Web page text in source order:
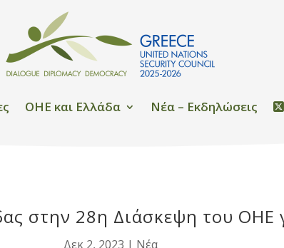
OHE και Ελλάδα Νέα – Εκδηλώσεις
στην 28η Διάσκεψη του ΟΗΕ
Δεκ 2, 2023 | Νέα